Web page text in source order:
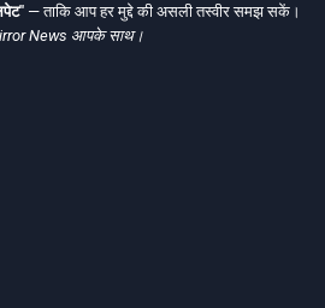
— ताकि आप हर मुद्दे की असली तस्वीर समझ सकें।
News आपके साथ।